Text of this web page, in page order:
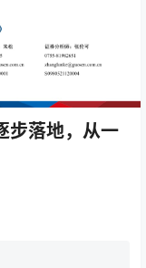
步落地，从一